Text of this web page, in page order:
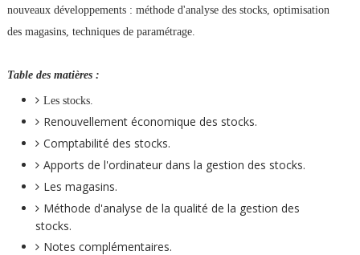
nouveaux développements : méthode d'analyse des stocks, optimisation
des magasins, techniques de paramétrage.
Table des matières :
Les stocks.
Renouvellement économique des stocks.
Comptabilité des stocks.
Apports de l'ordinateur dans la gestion des stocks.
Les magasins.
Méthode d'analyse de la qualité de la gestion des
stocks.
Notes complémentaires.